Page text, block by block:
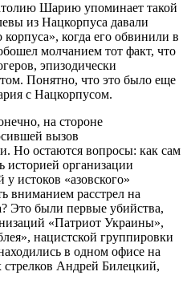
Шарию упоминает такой
из Нацкорпуса давали
когда его обвинили в
молчанием тот факт, что
эпизодически
Понятно, что это было еще
с Нацкорпусом.
на стороне
вызов
Но остаются вопросы: как сам
организации
истоков «азовского»
вниманием расстрел на
Это были первые убийства,
«Патриот Украины»,
нацистской группировки
в одном офисе на
стрелков Андрей Билецкий,